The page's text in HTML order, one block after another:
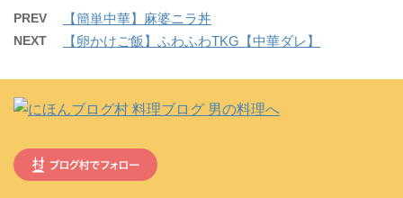
PREV 【簡単中華】麻婆ニラ丼
NEXT 【卵かけご飯】ふわふわTKG【中華ダレ】